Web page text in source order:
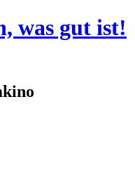
was gut ist!